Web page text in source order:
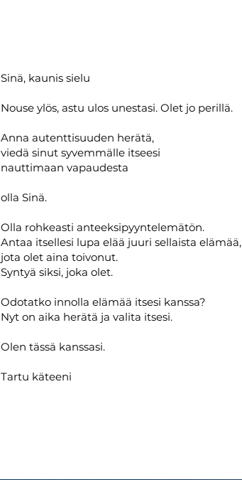
Sinä, kaunis sielu
Nouse ylös, astu ulos unestasi. Olet jo perillä.
Anna autenttisuuden herätä,
viedä sinut syvemmälle itseesi
nauttimaan vapaudesta
olla Sinä.
Olla rohkeasti anteeksipyyntelemätön.
Antaa itsellesi lupa elää juuri sellaista elämää,
jota olet aina toivonut.
Syntyä siksi, joka olet.
Odotatko innolla elämää itsesi kanssa?
Nyt on aika herätä ja valita itsesi.
Olen tässä kanssasi.
Tartu käteeni